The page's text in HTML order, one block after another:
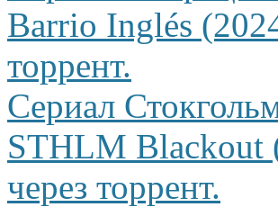
Barrio Inglés
торрент.
Сериал
STHLM Blackout
через торрент.